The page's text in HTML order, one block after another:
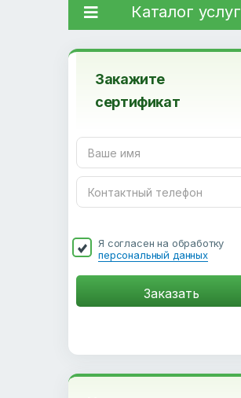
Каталог услуг
Закажите
сертификат
Я согласен на обработку
персональный данных